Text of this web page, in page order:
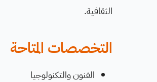
الثقافية.
التخصصات المتاحة
الفنون والتكنولوجيا